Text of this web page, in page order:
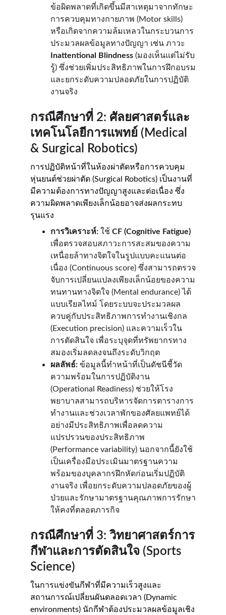
ข้อผิดพลาดที่เกิดขึ้นมีสาเหตุมาจากทักษะ
การควบคุมทางกายภาพ (Motor skills)
หรือเกิดจากความล้มเหลวในกระบวนการ
ประมวลผลข้อมูลทางปัญญา เช่น ภาวะ
Inattentional Blindness (มองเห็นแต่ไม่รับ
รู้) ซึ่งช่วยเพิ่มประสิทธิภาพในการฝึกอบรม
และยกระดับความปลอดภัยในการปฏิบัติ
งานจริง
กรณีศึกษาที่ 2: ศัลยศาสตร์และ
เทคโนโลยีการแพทย์ (Medical
& Surgical Robotics)
การปฏิบัติหน้าที่ในห้องผ่าตัดหรือการควบคุม
หุ่นยนต์ช่วยผ่าตัด (Surgical Robotics) เป็นงานที่
มีความต้องการทางปัญญาสูงและต่อเนื่อง ซึ่ง
ความผิดพลาดเพียงเล็กน้อยอาจส่งผลกระทบ
รุนแรง
การวิเคราะห์: ใช้ CF (Cognitive Fatigue)
เพื่อตรวจสอบสภาวะการสะสมของความ
เหนื่อยล้าทางจิตใจในรูปแบบคะแนนต่อ
เนื่อง (Continuous score) ซึ่งสามารถตรวจ
จับการเปลี่ยนแปลงเพียงเล็กน้อยของความ
ทนทานทางจิตใจ (Mental endurance) ได้
แบบเรียลไทม์ โดยระบบจะประมวลผล
ควบคู่กับประสิทธิภาพการทำงานเชิงกล
(Execution precision) และความเร็วใน
การตัดสินใจ เพื่อระบุจุดที่ทรัพยากรทาง
สมองเริ่มลดลงจนถึงระดับวิกฤต
ผลลัพธ์: ข้อมูลนี้ทำหน้าที่เป็นดัชนีชี้วัด
ความพร้อมในการปฏิบัติงาน
(Operational Readiness) ช่วยให้โรง
พยาบาลสามารถบริหารจัดการตารางการ
ทำงานและช่วงเวลาพักของศัลยแพทย์ได้
อย่างมีประสิทธิภาพเพื่อลดความ
แปรปรวนของประสิทธิภาพ
(Performance variability) นอกจากนี้ยังใช้
เป็นเครื่องมือประเมินมาตรฐานความ
พร้อมของบุคลากรฝึกหัดก่อนเริ่มปฏิบัติ
งานจริง เพื่อยกระดับความปลอดภัยของผู้
ป่วยและรักษามาตรฐานคุณภาพการรักษา
ให้คงที่ตลอดภารกิจ
กรณีศึกษาที่ 3: วิทยาศาสตร์การ
กีฬาและการตัดสินใจ (Sports
Science)
ในการแข่งขันกีฬาที่มีความเร็วสูงและ
สถานการณ์เปลี่ยนผันตลอดเวลา (Dynamic
environments) นักกีฬาต้องประมวลผลข้อมูลเชิง